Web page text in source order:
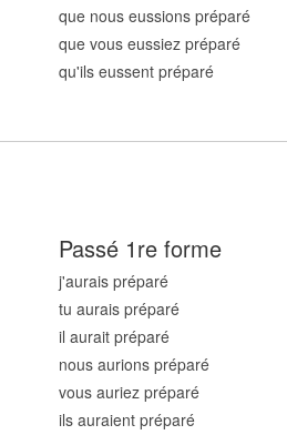
que nous eussions préparé
que vous eussiez préparé
qu'ils eussent préparé
Passé 1re forme
j'aurais préparé
tu aurais préparé
il aurait préparé
nous aurions préparé
vous auriez préparé
ils auraient préparé